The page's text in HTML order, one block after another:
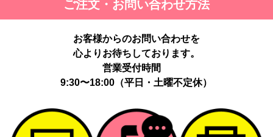
ご注文・お問い合わせ方法
お客様からのお問い合わせを
心よりお待ちしております。
営業受付時間
9:30〜18:00（平日・土曜不定休）